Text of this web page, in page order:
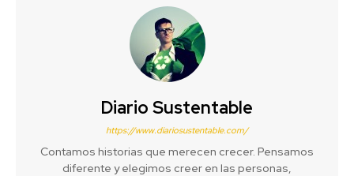
Diario Sustentable
https://www.diariosustentable.com/
Contamos historias que merecen crecer. Pensamos
diferente y elegimos creer en las personas,